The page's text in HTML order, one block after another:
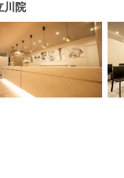
川院